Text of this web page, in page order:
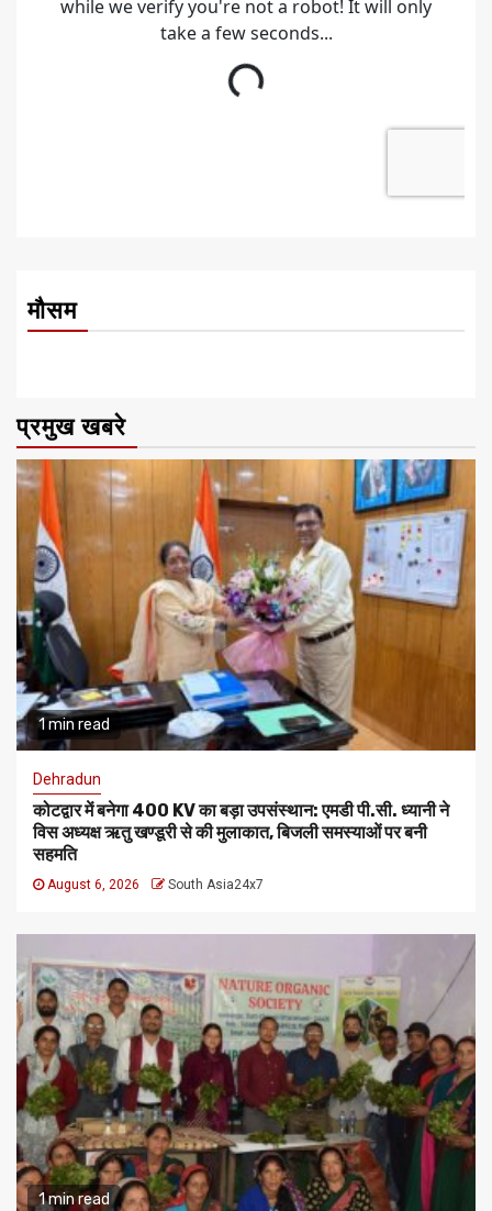
मौसम
प्रमुख खबरे
1 min read
Dehradun
कोटद्वार में बनेगा 400 KV का बड़ा उपसंस्थान: एमडी पी.सी. ध्यानी ने
विस अध्यक्ष ऋतु खण्डूरी से की मुलाकात, बिजली समस्याओं पर बनी
सहमति
August 6, 2026 South Asia24x7
1 min read